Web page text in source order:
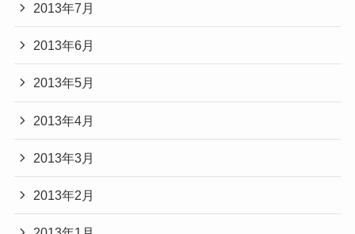
2013年7月
2013年6月
2013年5月
2013年4月
2013年3月
2013年2月